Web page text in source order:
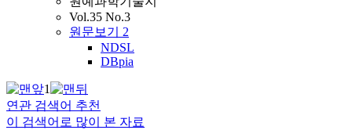
Vol.35 No.3
원문보기 2
NDSL
DBpia
1
연관 검색어 추천
이 검색어로 많이 본 자료